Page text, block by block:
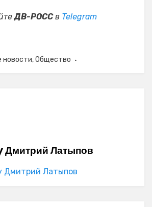
ДВ-РОССв Telegram
новости,Общество
Дмитрий Латыпов
Дмитрий Латыпов